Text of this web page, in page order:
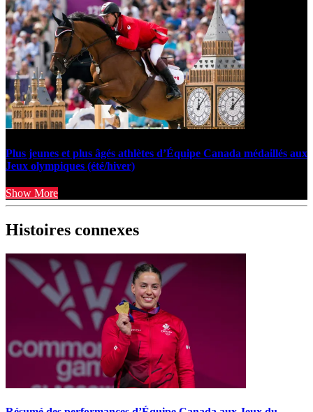
Plus jeunes et plus âgés athlètes d’Équipe Canada médaillés aux
Jeux olympiques (été/hiver)
Show More
Histoires connexes